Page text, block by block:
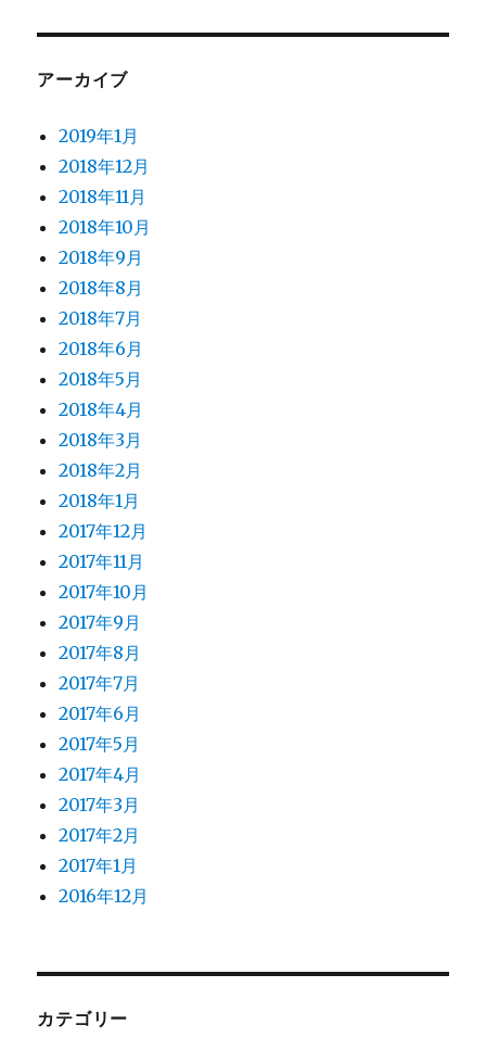
アーカイブ
2019年1月
2018年12月
2018年11月
2018年10月
2018年9月
2018年8月
2018年7月
2018年6月
2018年5月
2018年4月
2018年3月
2018年2月
2018年1月
2017年12月
2017年11月
2017年10月
2017年9月
2017年8月
2017年7月
2017年6月
2017年5月
2017年4月
2017年3月
2017年2月
2017年1月
2016年12月
カテゴリー